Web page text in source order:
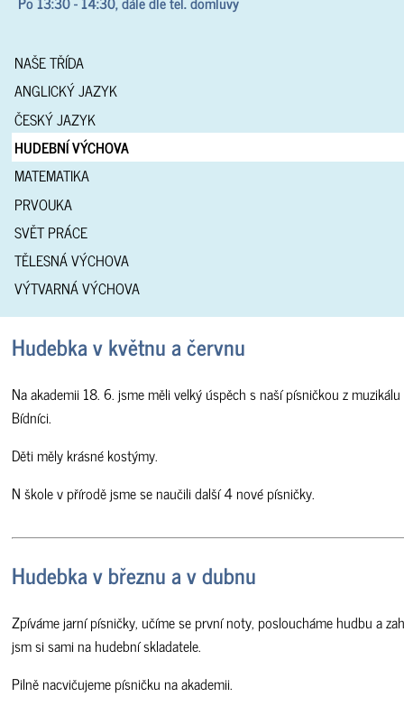
NAŠE TŘÍDA
ANGLICKÝ JAZYK
ČESKÝ JAZYK
HUDEBNÍ VÝCHOVA
MATEMATIKA
PRVOUKA
SVĚT PRÁCE
TĚLESNÁ VÝCHOVA
VÝTVARNÁ VÝCHOVA
Hudebka v květnu a červnu
Na akademii 18. 6. jsme měli velký úspěch s naší písničkou z muzikálu
Bídníci.
Děti měly krásné kostýmy.
N škole v přírodě jsme se naučili další 4 nové písničky.
Hudebka v březnu a v dubnu
Zpíváme jarní písničky, učíme se první noty, posloucháme hudbu a
jsm si sami na hudební skladatele.
Pilně nacvičujeme písničku na akademii.